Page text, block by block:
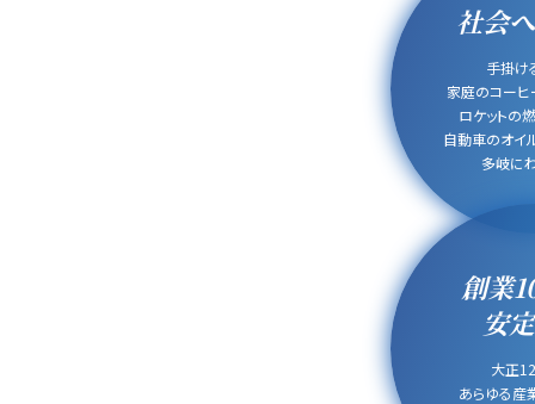
創業
安
大正12
あらゆる産
社会
手掛け
家庭のコーヒ
ロケットの燃
自動車のオイ
多岐にわ